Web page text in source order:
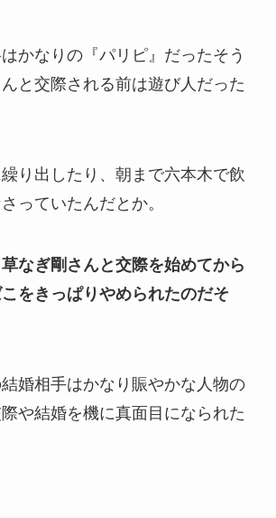
かなりの『パリピ』だったそう
と交際される前は遊び人だった
り出したり、朝まで六本木で飲
っていたんだとか。
草なぎ剛さんと交際を始めてから
をきっぱりやめられたのだそ
婚相手はかなり賑やかな人物の
や結婚を機に真面目になられた